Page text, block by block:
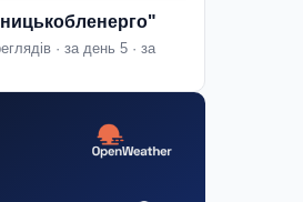
· за день 5 · за